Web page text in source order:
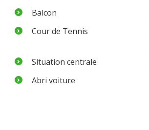
Balcon
Cour de Tennis
Situation centrale
Abri voiture